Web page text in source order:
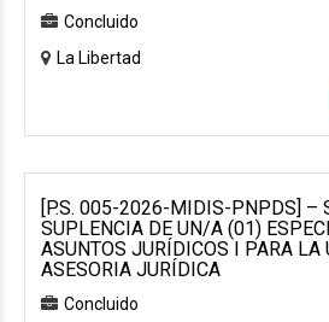
Concluido
La Libertad
[P.S. 005-2026-MIDIS-PNPDS] –
SUPLENCIA DE UN/A (01)
ASUNTOS JURÍDICOS I PARA LA
ASESORIA JURÍDICA
Concluido